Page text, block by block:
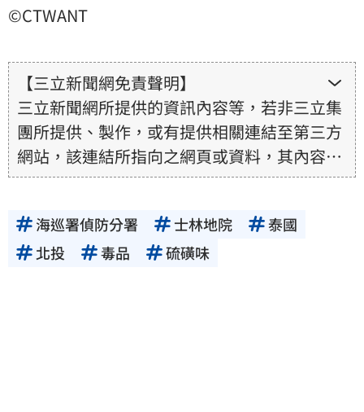
©CTWANT
【三立新聞網免責聲明】
三立新聞網所提供的資訊內容等，若非三立集
團所提供、製作，或有提供相關連結至第三方
網站，該連結所指向之網頁或資料，其內容均
為所連結網站提供，相關權利均為該網站、內
其真實性、正確性、即時性、完整性或合法
性。三立新聞網所提供的資訊內容，若其著作
海巡署偵防分署 士林地院
泰國
北投
毒品 硫磺味